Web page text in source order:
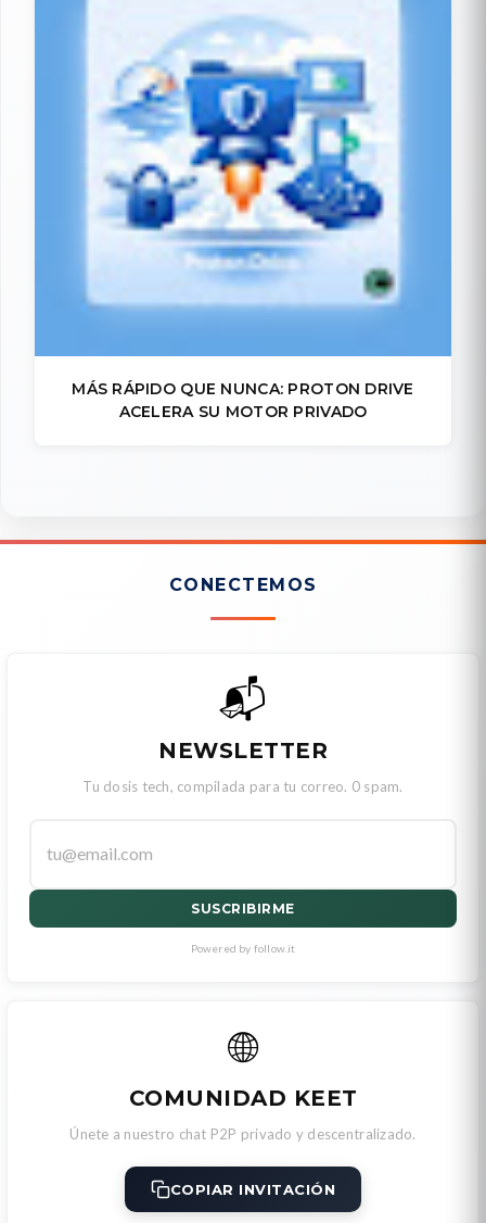
MÁS RÁPIDO QUE NUNCA: PROTON DRIVE
ACELERA SU MOTOR PRIVADO
CONECTEMOS
📬
NEWSLETTER
Tu dosis tech, compilada para tu correo. 0 spam.
SUSCRIBIRME
Powered by follow.it
🌐
COMUNIDAD KEET
Únete a nuestro chat P2P privado y descentralizado.
COPIAR INVITACIÓN